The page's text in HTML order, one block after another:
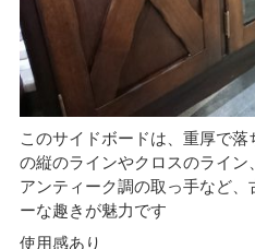
このサイドボードは、重厚で
の縦のラインやクロスのライン、
アンティーク調の取っ手など、
ーな趣きが魅力です
使用感あり